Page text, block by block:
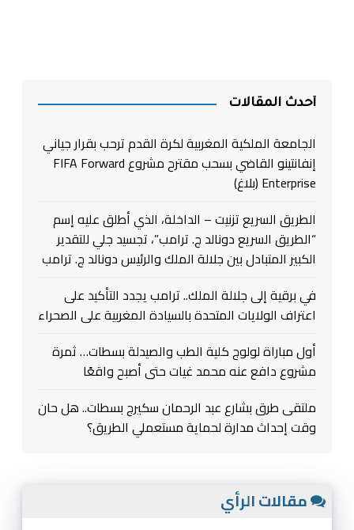
أحدث المقالات
الجامعة الملكية المغربية لكرة القدم ترحب بقرار جياني
إنفانتينو القاضي بسحب مقترح مشروع FIFA Forward
Enterprise (بلاغ)
الطريق السريع تزنيت – الداخلة، الذي أطلق عليه إسم
“الطريق السريع دونالد ج. ترامب”، تجسيد جلي للتقدير
الكبير المتبادل بين جلالة الملك والرئيس دونالد ج. ترامب
في برقية إلى جلالة الملك.. ترامب يجدد التأكيد على
اعتراف الولايات المتحدة بالسيادة المغربية على الصحراء
أول مباراة لولوج كلية الطب والصيدلة بسطات… ثمرة
مشروع دافع عنه محمد غيات حتى أصبح واقعًا
ملتقى طرق بشارع عبد الرحمان سكيرج بسطات.. هل حان
وقت إحداث مدارة لحماية مستعملي الطريق؟
مقالات الرأي